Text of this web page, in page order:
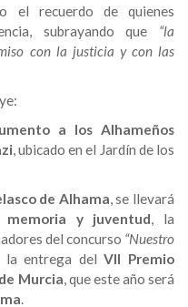
el recuerdo de quienes
subrayando que “la
con la justicia y con las
a los Alhameños
, ubicado en el Jardín de los
de Alhama, se llevará
memoria y juventud, la
del concurso “Nuestro
entrega delVII Premio
Murcia, que este año será
.